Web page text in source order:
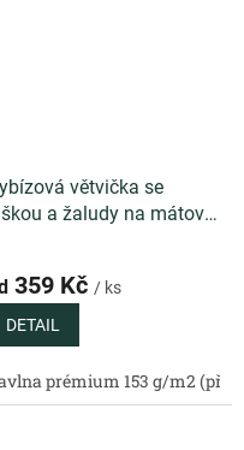
Bavlněný satén 130 g/
větvička se
a žaludy na mátové
359 Kč / ks
DETAIL
prémium 153 g/m2